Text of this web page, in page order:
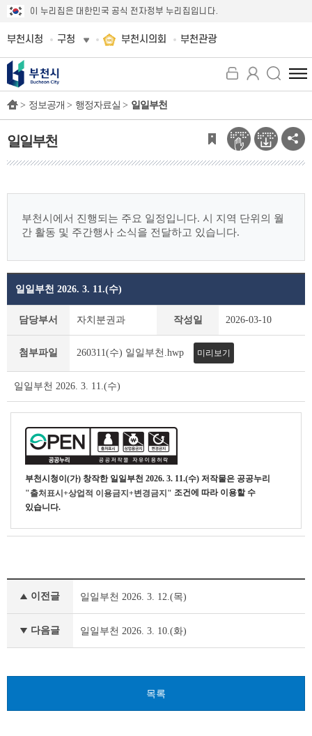
이 누리집은 대한민국 공식 전자정부 누리집입니다.
부천시청 구청 부천시의회 부천관광
전
체
뉴
보
기
> 정보공개 > 행정자료실 > 일일부천
일일부천
부천시에서 진행되는 주요 일정입니다. 시 지역 단위의 월
간 활동 및 주간행사 소식을 전달하고 있습니다.
상
세
회
일일부천 2026. 3. 11.(수)
담당부서 자치분권과 작성일 2026-03-10
첨부파일 260311(수) 일일부천.hwp 미리보기
일일부천 2026. 3. 11.(수)
부천시청이(가) 창작한 일일부천 2026. 3. 11.(수) 저작물은 공공누리
"출처표시+상업적 이용금지+변경금지" 조건에 따라 이용할 수
있습니다.
부
글
이전글 일일부천 2026. 3. 12.(목)
다음글 일일부천 2026. 3. 10.(화)
목록